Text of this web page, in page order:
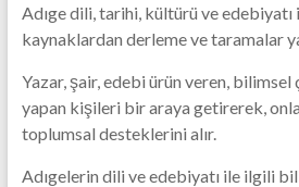
Adıge dili, tarihi, kültürü ve edebiyatı
kaynaklardan derleme ve taramalar
Yazar, şair, edebi ürün veren, bilimsel
yapan kişileri bir araya getirerek,
toplumsal desteklerini alır.
Adıgelerin dili ve edebiyatı ile ilgili